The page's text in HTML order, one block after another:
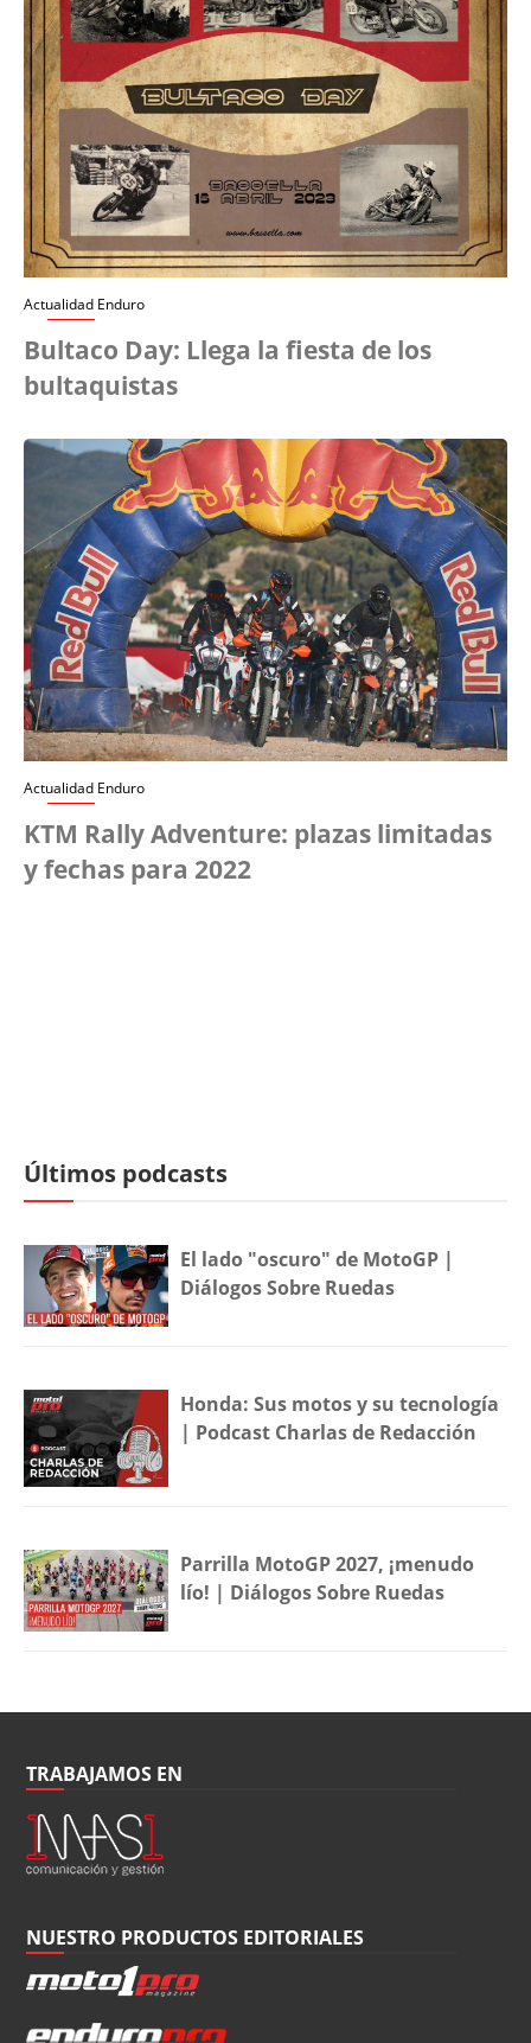
Actualidad Enduro
Bultaco Day: Llega la fiesta de los
bultaquistas
Actualidad Enduro
KTM Rally Adventure: plazas limitadas
y fechas para 2022
Últimos podcasts
El lado "oscuro" de MotoGP |
Diálogos Sobre Ruedas
Honda: Sus motos y su tecnología
| Podcast Charlas de Redacción
Parrilla MotoGP 2027, ¡menudo
lío! | Diálogos Sobre Ruedas
TRABAJAMOS EN
NUESTRO PRODUCTOS EDITORIALES